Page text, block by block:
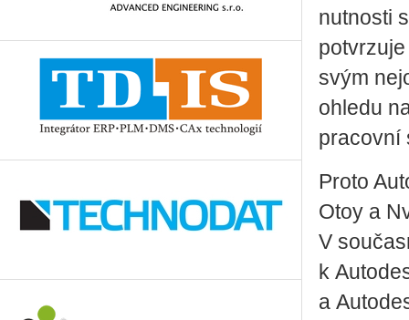
nutnosti
svým
ohledu
pracovní
Proto
Otoy a
V
k
a